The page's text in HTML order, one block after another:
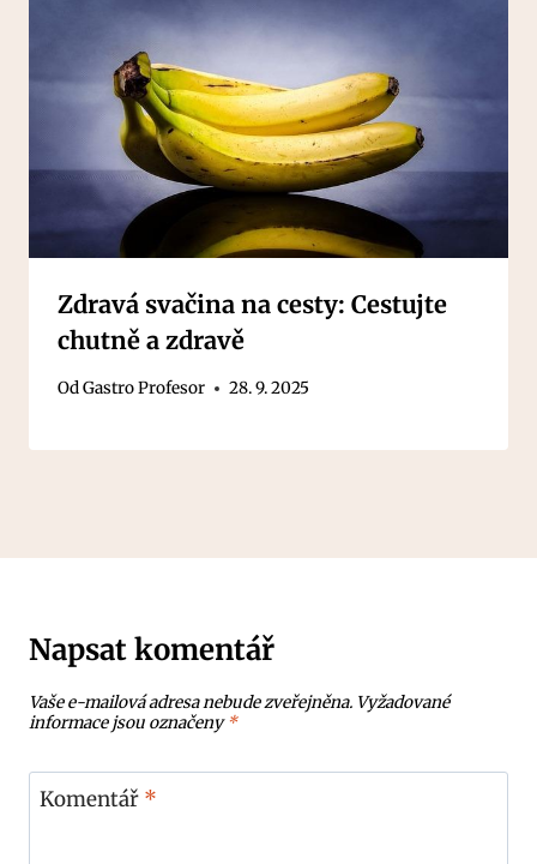
Zdravá svačina na cesty: Cestujte
chutně a zdravě
OdGastro Profesor 28. 9. 2025
Napsat komentář
Vaše e-mailová adresa nebude zveřejněna. Vyžadované
informace jsou označeny*
Komentář *